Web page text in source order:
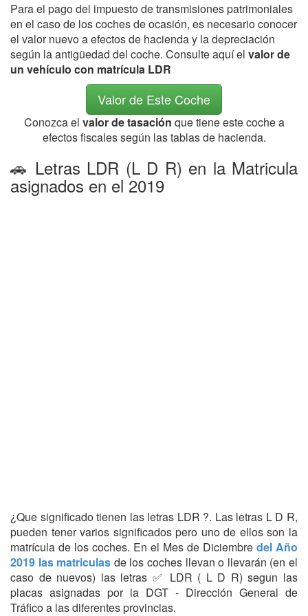
Para el pago del impuesto de transmisiones patrimoniales
en el caso de los coches de ocasión, es necesario conocer
el valor nuevo a efectos de hacienda y la depreciación
según la antigüedad del coche. Consulte aquí el valor de
un vehículo con matrícula LDR
Valor de Este Coche
Conozca el valor de tasación que tiene este coche a
efectos fiscales según las tablas de hacienda.
🚗 Letras LDR (L D R) en la Matricula
asignados en el 2019
¿Que significado tienen las letras LDR ?. Las letras L D R,
pueden tener varios significados pero uno de ellos son la
matrícula de los coches. En el Mes de Diciembre del Año
2019 las matriculas de los coches llevan o llevarán (en el
caso de nuevos) las letras ✅ LDR ( L D R) segun las
placas asignadas por la DGT - Dirección General de
Tráfico a las diferentes provincias.